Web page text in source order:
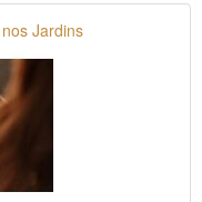
Jardins